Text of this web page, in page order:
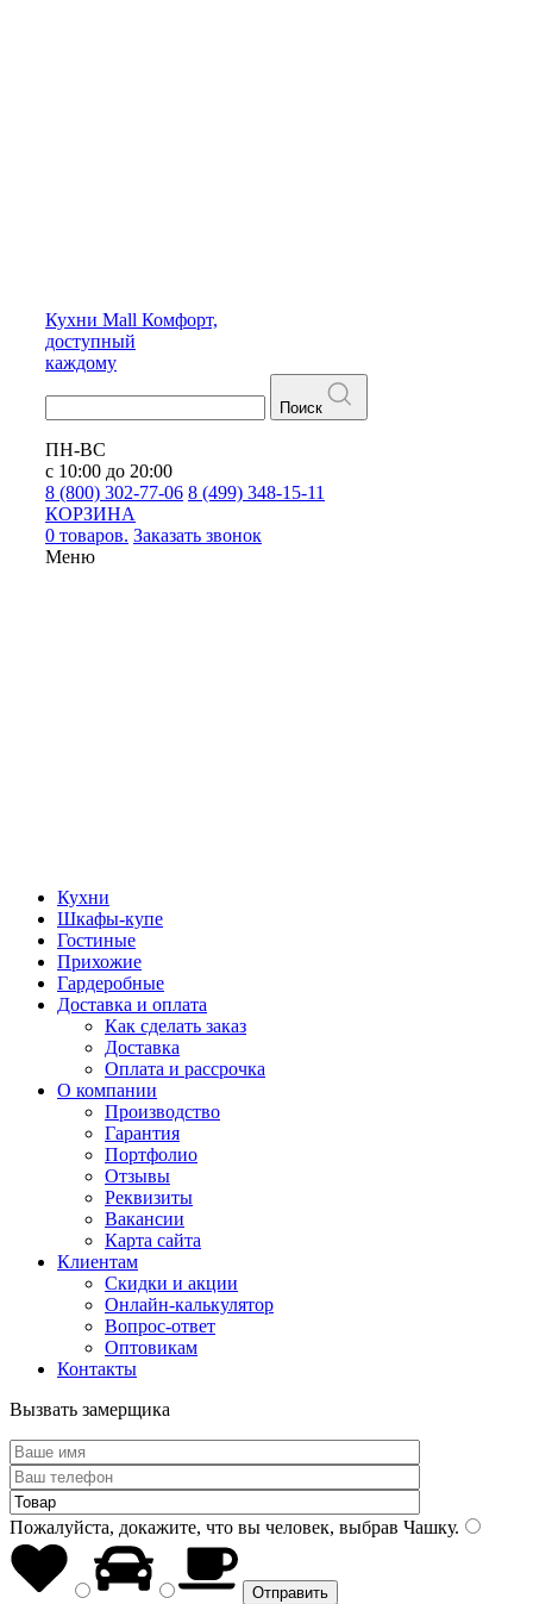
Кухни Mall Комфорт,
доступный
каждому
Поиск
ПН-ВС
с 10:00 до 20:00
8 (800) 302-77-06 8 (499) 348-15-11
КОРЗИНА
0 товаров. Заказать звонок
Меню
Кухни
Шкафы-купе
Гостиные
Прихожие
Гардеробные
Доставка и оплата
Как сделать заказ
Доставка
Оплата и рассрочка
О компании
Производство
Гарантия
Портфолио
Отзывы
Реквизиты
Вакансии
Карта сайта
Клиентам
Скидки и акции
Онлайн-калькулятор
Вопрос-ответ
Оптовикам
Контакты
Вызвать замерщика
Пожалуйста, докажите, что вы человек, выбрав Чашку.